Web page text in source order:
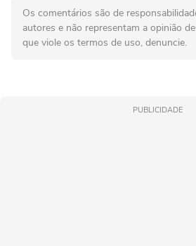
Os comentários são de
autores e não representam a opinião
que viole os termos de uso, denuncie.
PUBLICIDADE